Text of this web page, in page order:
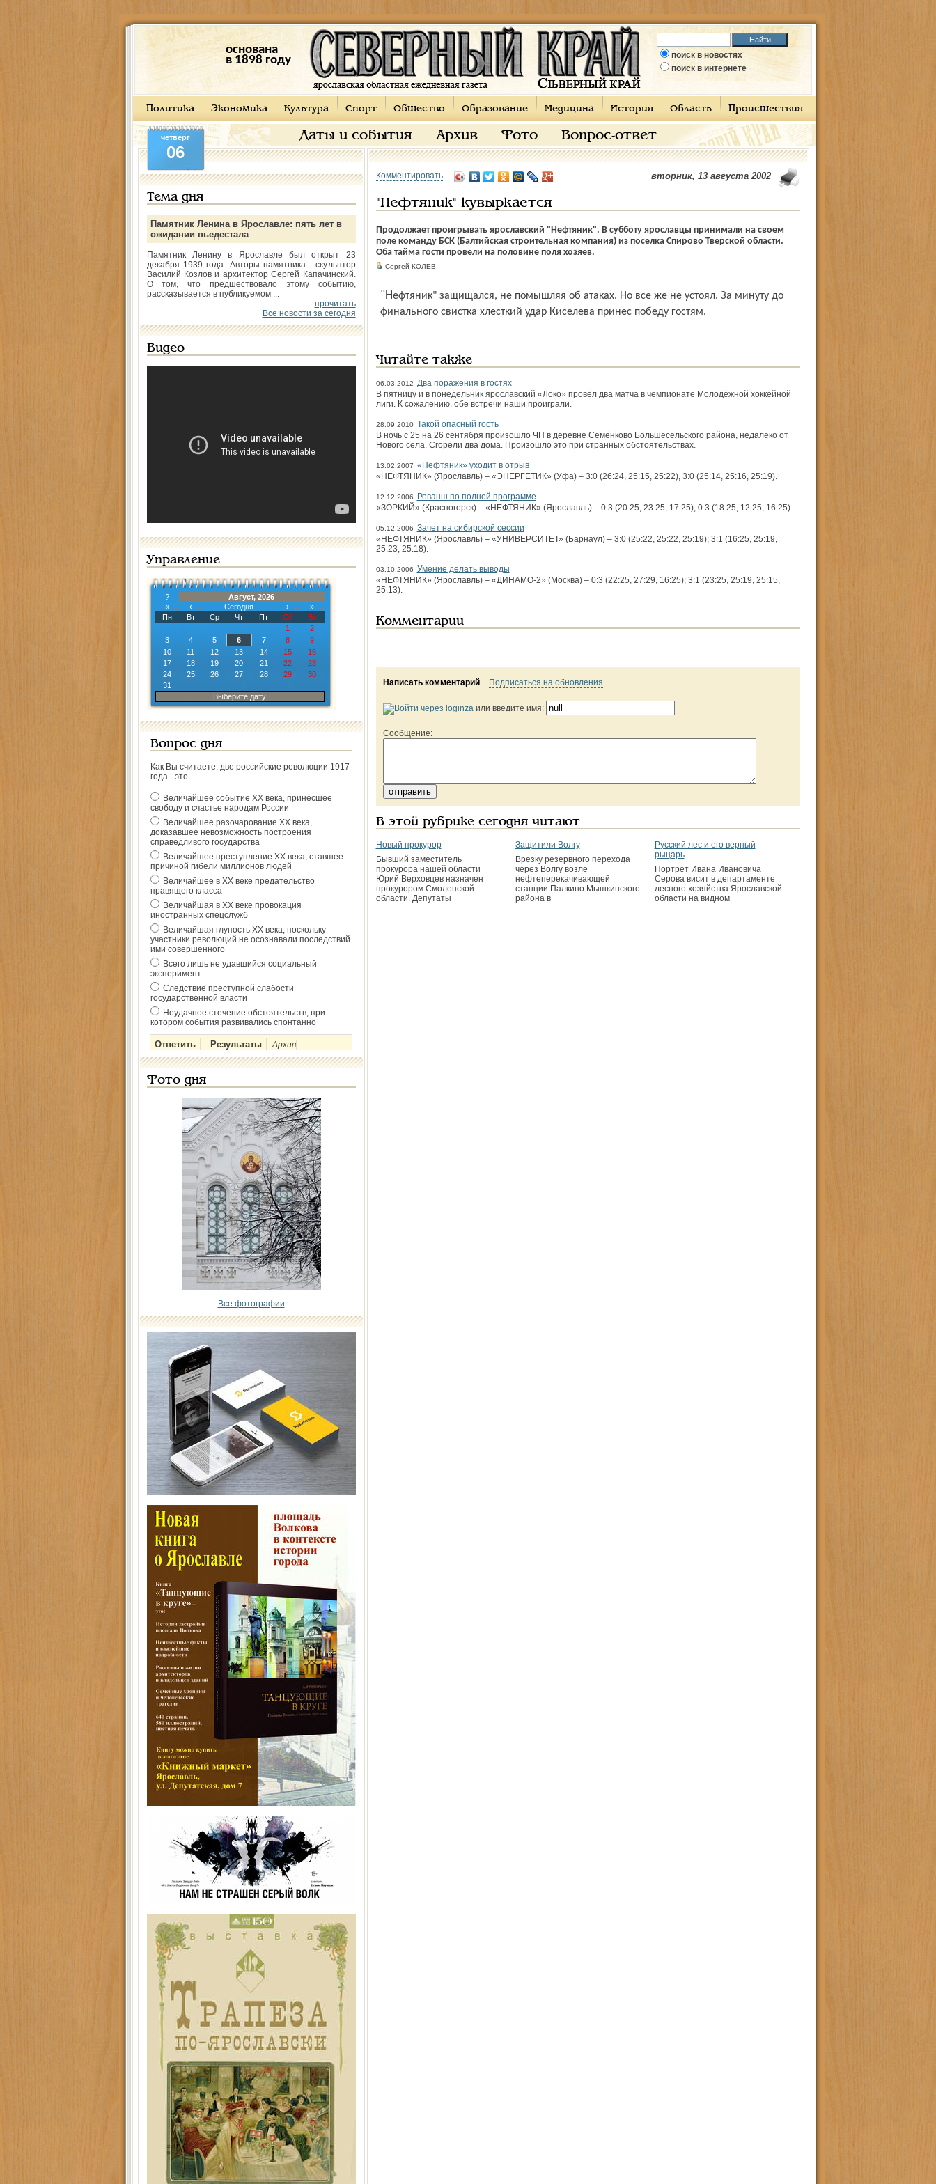
основана
в 1898 году
поиск в новостях
поиск в интернете
Политика Экономика Культура Спорт Общество Образование Медицина История Область Происшествия
Даты и события Архив Фото Вопрос-ответ
четверг
06
Тема дня
Памятник Ленина в Ярославле: пять лет в
ожидании пьедестала
Памятник Ленину в Ярославле был открыт 23
декабря 1939 года. Авторы памятника - скульптор
Василий Козлов и архитектор Сергей Капачинский.
О том, что предшествовало этому событию,
рассказывается в публикуемом ...
прочитать
Все новости за сегодня
Видео
Управление
?
Август, 2026
«
‹ Сегодня ›
»
Пн
Вт Ср Чт Пт Сб
Вс
1
2
3
4 5 6 7 8
9
10
11 12 13 14 15
16
17
18 19 20 21 22
23
24
25 26 27 28 29
30
31
Выберите дату
Вопрос дня
Как Вы считаете, две российские революции 1917
года - это
Величайшее событие ХХ века, принёсшее
свободу и счастье народам России
Величайшее разочарование ХХ века,
доказавшее невозможность построения
справедливого государства
Величайшее преступление ХХ века, ставшее
причиной гибели миллионов людей
Величайшее в ХХ веке предательство
правящего класса
Величайшая в ХХ веке провокация
иностранных спецслужб
Величайшая глупость ХХ века, поскольку
участники революций не осознавали последствий
ими совершённого
Всего лишь не удавшийся социальный
эксперимент
Следствие преступной слабости
государственной власти
Неудачное стечение обстоятельств, при
котором события развивались спонтанно
Архив
Фото дня
Все фотографии
Комментировать вторник, 13 августа 2002
"Нефтяник" кувыркается
Продолжает проигрывать ярославский "Нефтяник". В субботу ярославцы принимали на своем
поле команду БСК (Балтийская строительная компания) из поселка Спирово Тверской области.
Оба тайма гости провели на половине поля хозяев.
Сергей КОЛЕВ.
"Нефтяник" защищался, не помышляя об атаках. Но все же не устоял. За минуту до
финального свистка хлесткий удар Киселева принес победу гостям.
Читайте также
06.03.2012 Два поражения в гостях
В пятницу и в понедельник ярославский «Локо» провёл два матча в чемпионате Молодёжной хоккейной
лиги. К сожалению, обе встречи наши проиграли.
28.09.2010 Такой опасный гость
В ночь с 25 на 26 сентября произошло ЧП в деревне Семёнково Большесельского района, недалеко от
Нового села. Сгорели два дома. Произошло это при странных обстоятельствах.
13.02.2007 «Нефтяник» уходит в отрыв
«НЕФТЯНИК» (Ярославль) – «ЭНЕРГЕТИК» (Уфа) – 3:0 (26:24, 25:15, 25:22), 3:0 (25:14, 25:16, 25:19).
12.12.2006
Реванш по полной программе
«ЗОРКИЙ» (Красногорск) – «НЕФТЯНИК» (Ярославль) – 0:3 (20:25, 23:25, 17:25); 0:3 (18:25, 12:25, 16:25).
05.12.2006 Зачет на сибирской сессии
«НЕФТЯНИК» (Ярославль) – «УНИВЕРСИТЕТ» (Барнаул) – 3:0 (25:22, 25:22, 25:19); 3:1 (16:25, 25:19,
25:23, 25:18).
03.10.2006 Умение делать выводы
«НЕФТЯНИК» (Ярославль) – «ДИНАМО-2» (Москва) – 0:3 (22:25, 27:29, 16:25); 3:1 (23:25, 25:19, 25:15,
25:13).
Комментарии
Написать комментарий Подписаться на обновления
или введите имя:
Сообщение:
В этой рубрике сегодня читают
Новый прокурор
Бывший заместитель
прокурора нашей области
Юрий Верховцев назначен
прокурором Смоленской
области. Депутаты
Защитили Волгу
Врезку резервного перехода
через Волгу возле
нефтеперекачивающей
станции Палкино Мышкинского
района в
Русский лес и его верный
рыцарь
Портрет Ивана Ивановича
Серова висит в департаменте
лесного хозяй­ства Ярославской
области на видном